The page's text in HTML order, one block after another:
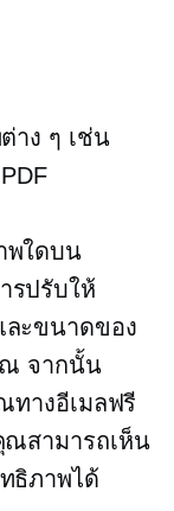
าง ๆ เช่น
พใดบน
รปรับให้
ละขนาดของ
ณ จากนั้น
ทางอีเมลฟรี
ณสามารถเห็น
ธิภาพได้